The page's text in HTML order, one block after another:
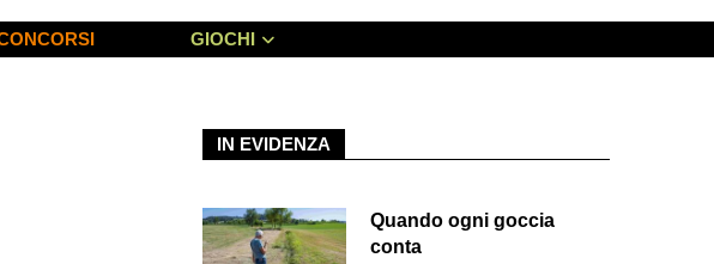
GIOCHI
IN EVIDENZA
Quando ogni goccia
conta